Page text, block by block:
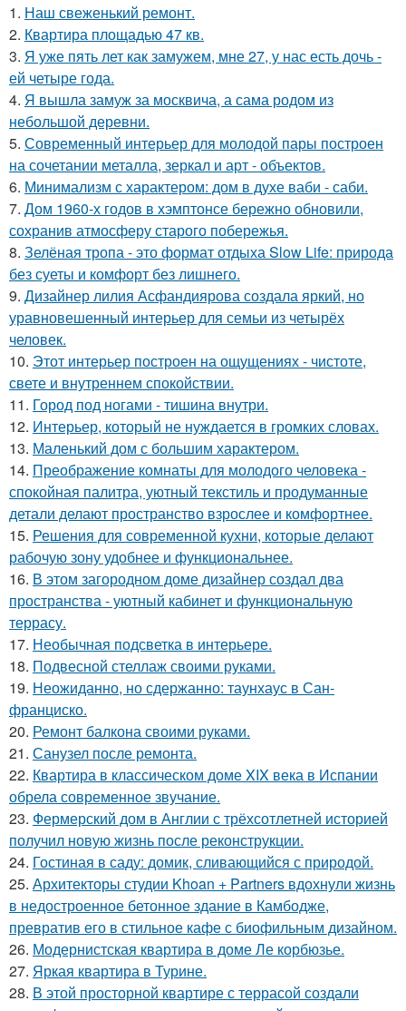
1. Наш свеженький ремонт.
2. Квартира площадью 47 кв.
3. Я уже пять лет как замужем, мне 27, у нас есть дочь -
ей четыре года.
4. Я вышла замуж за москвича, а сама родом из
небольшой деревни.
5. Современный интерьер для молодой пары построен
на сочетании металла, зеркал и арт - объектов.
6. Минимализм с характером: дом в духе ваби - саби.
7. Дом 1960-х годов в хэмптонсе бережно обновили,
сохранив атмосферу старого побережья.
8. Зелёная тропа - это формат отдыха Slow Life: природа
без суеты и комфорт без лишнего.
9. Дизайнер лилия Асфандиярова создала яркий, но
уравновешенный интерьер для семьи из четырёх
человек.
10. Этот интерьер построен на ощущениях - чистоте,
свете и внутреннем спокойствии.
11. Город под ногами - тишина внутри.
12. Интерьер, который не нуждается в громких словах.
13. Маленький дом с большим характером.
14. Преображение комнаты для молодого человека -
спокойная палитра, уютный текстиль и продуманные
детали делают пространство взрослее и комфортнее.
15. Решения для современной кухни, которые делают
рабочую зону удобнее и функциональнее.
16. В этом загородном доме дизайнер создал два
пространства - уютный кабинет и функциональную
террасу.
17. Необычная подсветка в интерьере.
18. Подвесной стеллаж своими руками.
19. Неожиданно, но сдержанно: таунхаус в Сан-
франциско.
20. Ремонт балкона своими руками.
21. Санузел после ремонта.
22. Квартира в классическом доме XIX века в Испании
обрела современное звучание.
23. Фермерский дом в Англии с трёхсотлетней историей
получил новую жизнь после реконструкции.
24. Гостиная в саду: домик, сливающийся с природой.
25. Архитекторы студии Khoan + Partners вдохнули жизнь
в недостроенное бетонное здание в Камбодже,
превратив его в стильное кафе с биофильным дизайном.
26. Модернистская квартира в доме Ле корбюзье.
27. Яркая квартира в Турине.
28. В этой просторной квартире с террасой создали